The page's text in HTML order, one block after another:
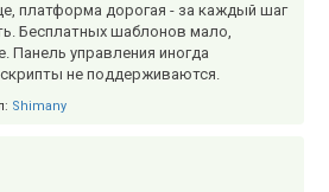
платформа дорогая - за каждый шаг
Бесплатных шаблонов мало,
Панель управления иногда
не поддерживаются.
Shimany